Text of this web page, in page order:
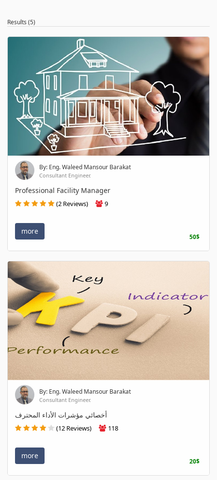
Results (5)
By: Eng. Waleed Mansour Barakat
Consultant Engineer.
Professional Facility Manager
(2 Reviews) 9
more
50$
By: Eng. Waleed Mansour Barakat
Consultant Engineer.
أخصائي مؤشرات الأداء المحترف
(12 Reviews) 118
more
20$